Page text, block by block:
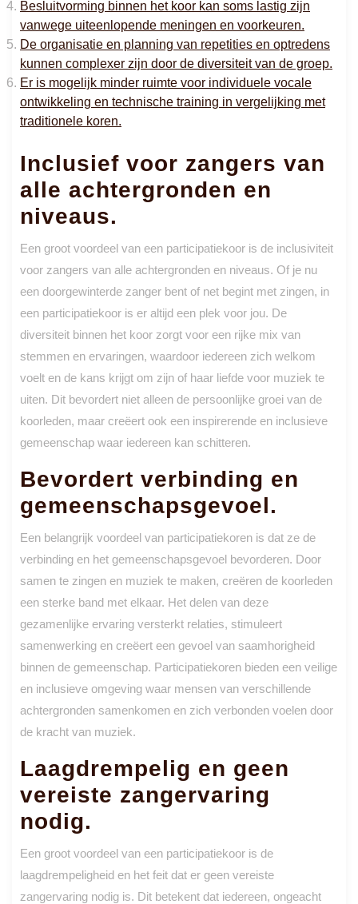
Besluitvorming binnen het koor kan soms lastig zijn
vanwege uiteenlopende meningen en voorkeuren.
De organisatie en planning van repetities en optredens
kunnen complexer zijn door de diversiteit van de groep.
Er is mogelijk minder ruimte voor individuele vocale
ontwikkeling en technische training in vergelijking met
traditionele koren.
Inclusief voor zangers van
alle achtergronden en
niveaus.
Een groot voordeel van een participatiekoor is de inclusiviteit
voor zangers van alle achtergronden en niveaus. Of je nu
een doorgewinterde zanger bent of net begint met zingen, in
een participatiekoor is er altijd een plek voor jou. De
diversiteit binnen het koor zorgt voor een rijke mix van
stemmen en ervaringen, waardoor iedereen zich welkom
voelt en de kans krijgt om zijn of haar liefde voor muziek te
uiten. Dit bevordert niet alleen de persoonlijke groei van de
koorleden, maar creëert ook een inspirerende en inclusieve
gemeenschap waar iedereen kan schitteren.
Bevordert verbinding en
gemeenschapsgevoel.
Een belangrijk voordeel van participatiekoren is dat ze de
verbinding en het gemeenschapsgevoel bevorderen. Door
samen te zingen en muziek te maken, creëren de koorleden
een sterke band met elkaar. Het delen van deze
gezamenlijke ervaring versterkt relaties, stimuleert
samenwerking en creëert een gevoel van saamhorigheid
binnen de gemeenschap. Participatiekoren bieden een veilige
en inclusieve omgeving waar mensen van verschillende
achtergronden samenkomen en zich verbonden voelen door
de kracht van muziek.
Laagdrempelig en geen
vereiste zangervaring
nodig.
Een groot voordeel van een participatiekoor is de
laagdrempeligheid en het feit dat er geen vereiste
zangervaring nodig is. Dit betekent dat iedereen, ongeacht